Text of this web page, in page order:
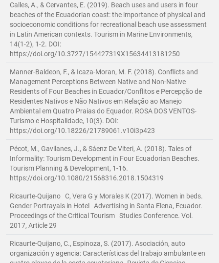
Calles, A., & Cervantes, E. (2019). Beach uses and users in four
beaches of the Ecuadorian coast: the importance of physical and
socioeconomic conditions for recreational beach use assessment
in Latin American contexts. Tourism in Marine Environments,
14(1-2), 1-2. DOI:
https://doi.org/10.3727/154427319X15634413181250
Manner-Baldeon, F., & Icaza-Moran, M. F. (2018). Conflicts and
Management Perceptions Between Native and Non-Native
Residents of Four Beaches in Ecuador/Conflitos e Percepção de
Residentes Nativos e Não Nativos em Relação ao Manejo
Ambiental em Quatro Praias do Equador. ROSA DOS VENTOS-
Turismo e Hospitalidade, 10(3). DOI:
https://doi.org/10.18226/21789061.v10i3p423
Pécot, M., Gavilanes, J., & Sáenz De Viteri, A. (2018). Tales of
Informality: Tourism Development in Four Ecuadorian Beaches.
Tourism Planning & Development, 1-16.
https://doi.org/10.1080/21568316.2018.1504319
Ricaurte-Quijano C, Vera G y Morales K (2017). Women in beds.
Gender Portrayals in Hotel Advertising in Santa Elena, Ecuador.
Proceedings of the Critical Tourism Studies Conference. Vol.
2017, Article 29
Ricaurte-Quijano, C., Espinoza, S. (2017). Asociación, auto
organización y agencia: Características del trabajo ambulante en